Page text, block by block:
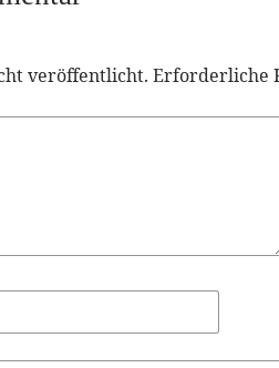
veröffentlicht. Erforderliche